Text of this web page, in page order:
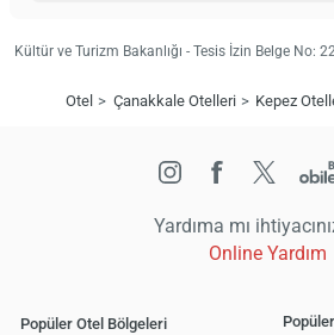
Kültür ve Turizm Bakanlığı - Tesis İzin Belge No:
Otel Çanakkale Otelleri Kepez
Yardıma mı
Online Yardım
Popüler Otel Bölgeleri